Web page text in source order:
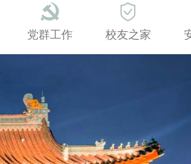
党群工作 校友之家